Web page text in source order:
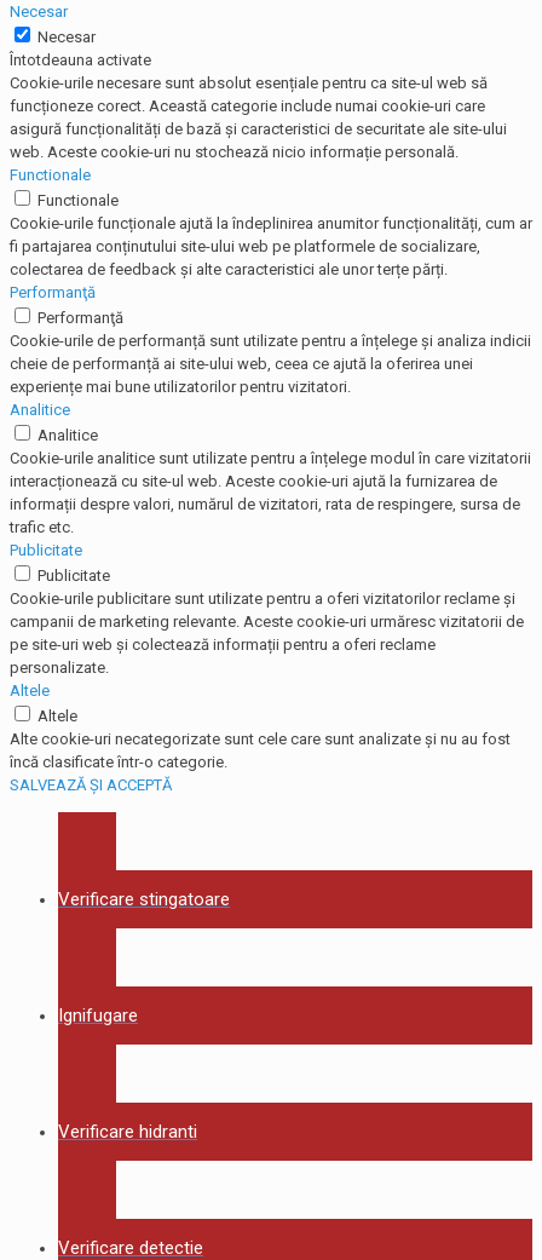
Necesar
Necesar
Întotdeauna activate
Cookie-urile necesare sunt absolut esențiale pentru ca site-ul web să
funcționeze corect. Această categorie include numai cookie-uri care
asigură funcționalități de bază și caracteristici de securitate ale site-ului
web. Aceste cookie-uri nu stochează nicio informație personală.
Functionale
Functionale
Cookie-urile funcționale ajută la îndeplinirea anumitor funcționalități, cum ar
fi partajarea conținutului site-ului web pe platformele de socializare,
colectarea de feedback și alte caracteristici ale unor terțe părți.
Performanţă
Performanţă
Cookie-urile de performanță sunt utilizate pentru a înțelege și analiza indicii
cheie de performanță ai site-ului web, ceea ce ajută la oferirea unei
experiențe mai bune utilizatorilor pentru vizitatori.
Analitice
Analitice
Cookie-urile analitice sunt utilizate pentru a înțelege modul în care vizitatorii
interacționează cu site-ul web. Aceste cookie-uri ajută la furnizarea de
informații despre valori, numărul de vizitatori, rata de respingere, sursa de
trafic etc.
Publicitate
Publicitate
Cookie-urile publicitare sunt utilizate pentru a oferi vizitatorilor reclame și
campanii de marketing relevante. Aceste cookie-uri urmăresc vizitatorii de
pe site-uri web și colectează informații pentru a oferi reclame
personalizate.
Altele
Altele
Alte cookie-uri necategorizate sunt cele care sunt analizate și nu au fost
încă clasificate într-o categorie.
SALVEAZĂ ȘI ACCEPTĂ
Verificare stingatoare
Ignifugare
Verificare hidranti
Verificare detectie